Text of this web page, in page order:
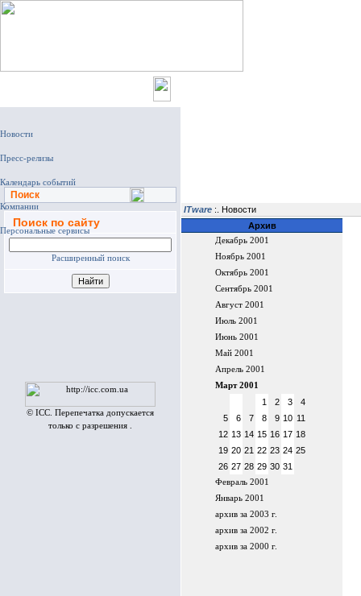
Поиск
Поиск по сайту
Расширенный поиск
© ICC. Перепечатка допускается
только с разрешения .
ITware :. Новости
Архив
Декабрь 2001
Ноябрь 2001
Октябрь 2001
Сентябрь 2001
Август 2001
Июль 2001
Июнь 2001
Май 2001
Апрель 2001
Март 2001
1 2 3
4
5
6 7 8 9 10 11
12 13 14 15 16 17 18
19 20 21 22 23 24 25
26 27 28 29 30 31
Февраль 2001
Январь 2001
архив за 2003 г.
архив за 2002 г.
архив за 2000 г.